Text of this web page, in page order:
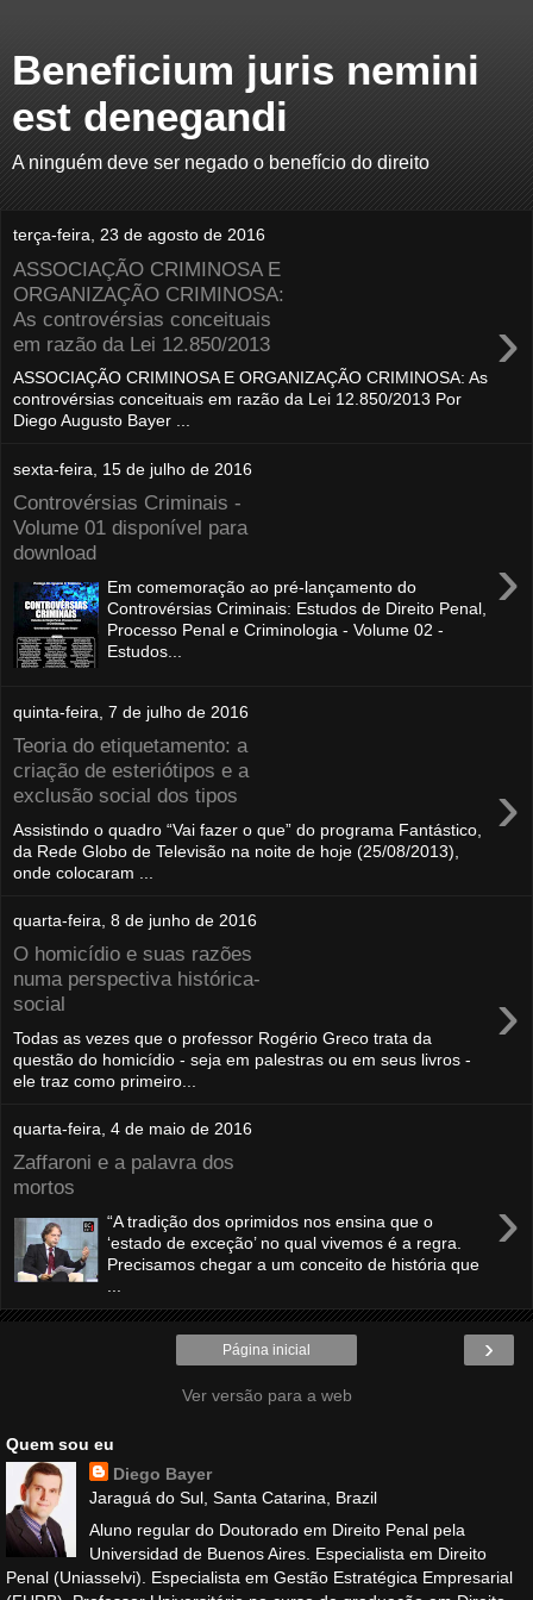
Beneficium juris nemini
est denegandi
A ninguém deve ser negado o benefício do direito
terça-feira, 23 de agosto de 2016
ASSOCIAÇÃO CRIMINOSA E
ORGANIZAÇÃO CRIMINOSA:
As controvérsias conceituais
em razão da Lei 12.850/2013
›
ASSOCIAÇÃO CRIMINOSA E ORGANIZAÇÃO CRIMINOSA: As
controvérsias conceituais em razão da Lei 12.850/2013 Por
Diego Augusto Bayer ...
sexta-feira, 15 de julho de 2016
Controvérsias Criminais -
Volume 01 disponível para
download
›
Em comemoração ao pré-lançamento do
Controvérsias Criminais: Estudos de Direito Penal,
Processo Penal e Criminologia - Volume 02 -
Estudos...
quinta-feira, 7 de julho de 2016
Teoria do etiquetamento: a
criação de esteriótipos e a
exclusão social dos tipos
›
Assistindo o quadro “Vai fazer o que” do programa Fantástico,
da Rede Globo de Televisão na noite de hoje (25/08/2013),
onde colocaram ...
quarta-feira, 8 de junho de 2016
O homicídio e suas razões
numa perspectiva histórica-
social
›
Todas as vezes que o professor Rogério Greco trata da
questão do homicídio - seja em palestras ou em seus livros -
ele traz como primeiro...
quarta-feira, 4 de maio de 2016
Zaffaroni e a palavra dos
mortos
›
“A tradição dos oprimidos nos ensina que o
‘estado de exceção’ no qual vivemos é a regra.
Precisamos chegar a um conceito de história que
›
Página inicial
Ver versão para a web
Quem sou eu
Diego Bayer
Jaraguá do Sul, Santa Catarina, Brazil
Aluno regular do Doutorado em Direito Penal pela
Universidad de Buenos Aires. Especialista em Direito
Penal (Uniasselvi). Especialista em Gestão Estratégica Empresarial